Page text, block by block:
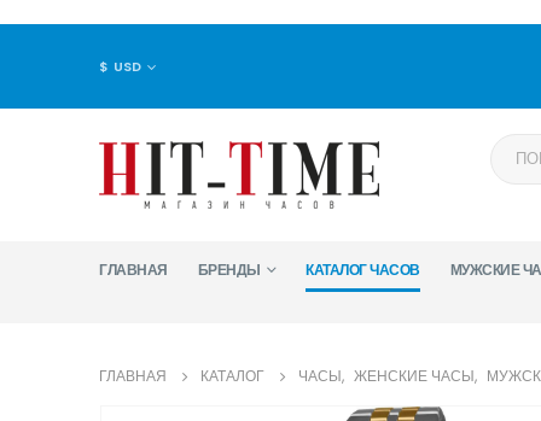
$ USD
ГЛАВНАЯ БРЕНДЫ КАТАЛОГ ЧАСОВ МУЖСКИЕ
ГЛАВНАЯ КАТАЛОГ ЧАСЫ, ЖЕНСКИЕ ЧАСЫ,